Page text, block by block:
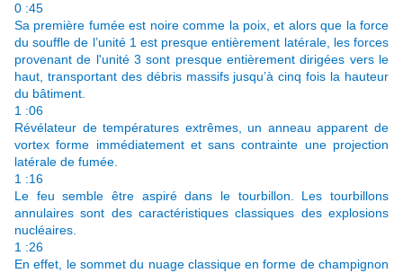
0 :45
Sa première fumée est noire comme la poix, et alors que la force
du souffle de l’unité 1 est presque entièrement latérale, les forces
provenant de l'unité 3 sont presque entièrement dirigées vers le
haut, transportant des débris massifs jusqu’à cinq fois la hauteur
du bâtiment.
1 :06
Révélateur de températures extrêmes, un anneau apparent de
vortex forme immédiatement et sans contrainte une projection
latérale de fumée.
1 :16
Le feu semble être aspiré dans le tourbillon. Les tourbillons
annulairessont des caractéristiques classiques des explosions
nucléaires.
1 :26
En effet, le sommet du nuage classique en forme de champignon